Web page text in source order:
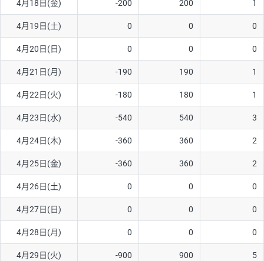
ソ/円は10万通貨単位。
4月18日(金) -200 200 1
4月19日(土) 0 0 0
4月20日(日) 0 0 0
4月21日(月) -190 190 1
4月22日(火) -180 180 1
4月23日(水) -540 540 3
4月24日(木) -360 360 2
4月25日(金) -360 360 2
4月26日(土) 0 0 0
4月27日(日) 0 0 0
4月28日(月) 0 0 0
4月29日(火) -900 900 5